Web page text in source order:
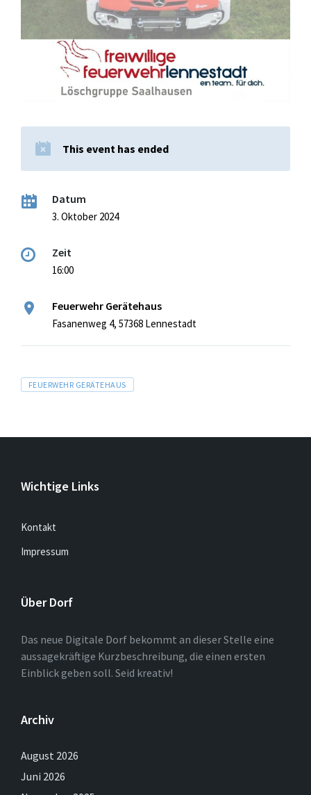
This event has ended
Datum
3. Oktober 2024
Zeit
16:00
Feuerwehr Gerätehaus
Fasanenweg 4, 57368 Lennestadt
Tags
FEUERWEHR GERÄTEHAUS
Wichtige Links
Kontakt
Impressum
Über Dorf
Das neue Digitale Dorf bekommt an dieser Stelle eine
aussagekräftige Kurzbeschreibung, die einen ersten
Einblick geben soll. Seid kreativ!
Archiv
August 2026
Juni 2026